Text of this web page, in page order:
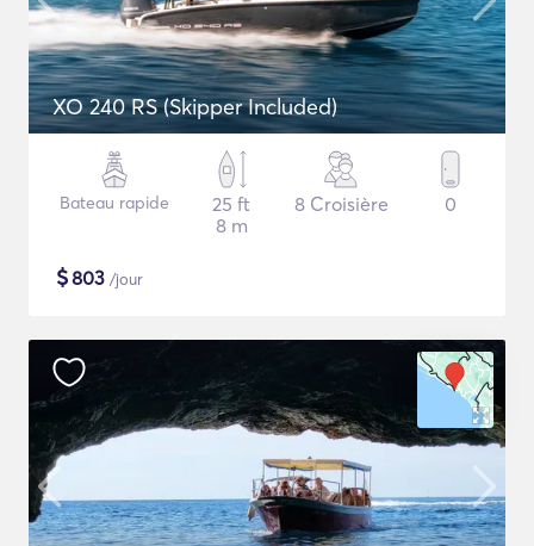
XO 240 RS (Skipper Included)
Bateau rapide
25 ft
8 m
8 Croisière 0
$803 /jour